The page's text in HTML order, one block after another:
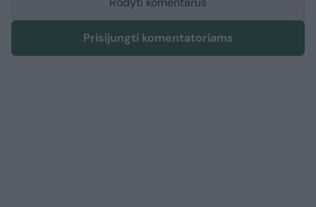
Prisijungti komentatoriams